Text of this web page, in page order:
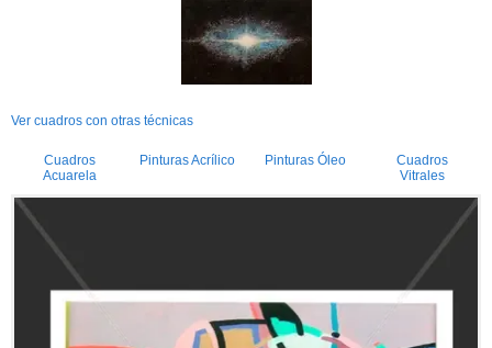
Ver cuadros con otras técnicas
Cuadros
Acuarela
Pinturas Acrílico Pinturas Óleo
Cuadros
Vitrales